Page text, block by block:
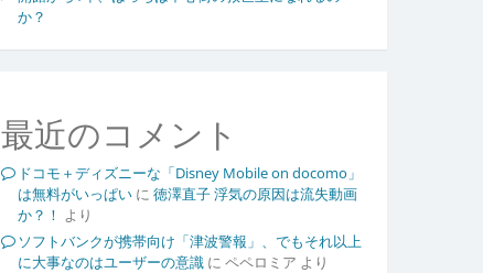
か？
最近のコメント
ドコモ＋ディズニーな「Disney Mobile on docomo」
は無料がいっぱいに 徳澤直子 浮気の原因は流失動画
か？！ より
ソフトバンクが携帯向け「津波警報」、でもそれ以上
に大事なのはユーザーの意識に ペペロミア より